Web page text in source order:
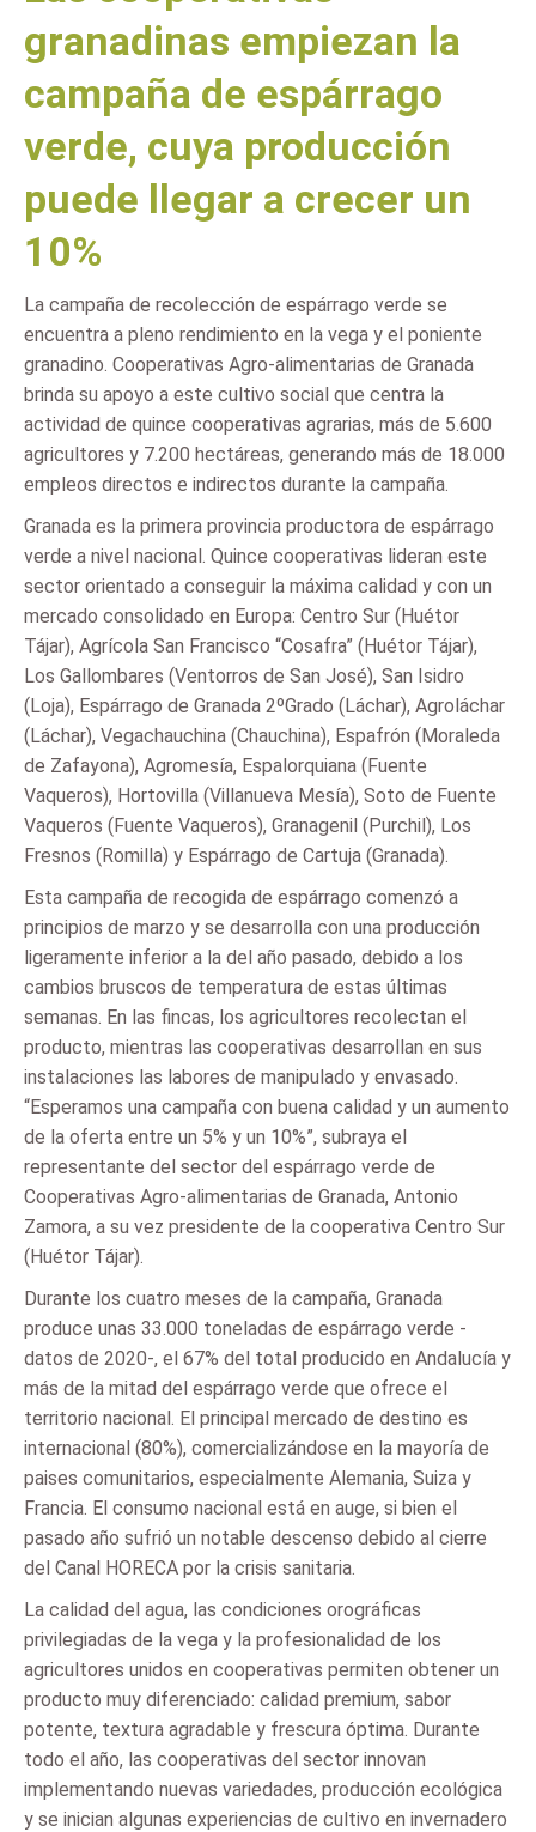
granadinas empiezan la
campaña de espárrago
verde, cuya producción
puede llegar a crecer un
10%
La campaña de recolección de espárrago verde se
encuentra a pleno rendimiento en la vega y el poniente
granadino. Cooperativas Agro-alimentarias de Granada
brinda su apoyo a este cultivo social que centra la
actividad de quince cooperativas agrarias, más de 5.600
agricultores y 7.200 hectáreas, generando más de 18.000
empleos directos e indirectos durante la campaña.
Granada es la primera provincia productora de espárrago
verde a nivel nacional. Quince cooperativas lideran este
sector orientado a conseguir la máxima calidad y con un
mercado consolidado en Europa: Centro Sur (Huétor
Tájar), Agrícola San Francisco “Cosafra” (Huétor Tájar),
Los Gallombares (Ventorros de San José), San Isidro
(Loja), Espárrago de Granada 2ºGrado (Láchar), Agroláchar
(Láchar), Vegachauchina (Chauchina), Espafrón (Moraleda
de Zafayona), Agromesía, Espalorquiana (Fuente
Vaqueros), Hortovilla (Villanueva Mesía), Soto de Fuente
Vaqueros (Fuente Vaqueros), Granagenil (Purchil), Los
Fresnos (Romilla) y Espárrago de Cartuja (Granada).
Esta campaña de recogida de espárrago comenzó a
principios de marzo y se desarrolla con una producción
ligeramente inferior a la del año pasado, debido a los
cambios bruscos de temperatura de estas últimas
semanas. En las fincas, los agricultores recolectan el
producto, mientras las cooperativas desarrollan en sus
instalaciones las labores de manipulado y envasado.
“Esperamos una campaña con buena calidad y un aumento
de la oferta entre un 5% y un 10%”, subraya el
representante del sector del espárrago verde de
Cooperativas Agro-alimentarias de Granada, Antonio
Zamora, a su vez presidente de la cooperativa Centro Sur
(Huétor Tájar).
Durante los cuatro meses de la campaña, Granada
produce unas 33.000 toneladas de espárrago verde -
datos de 2020-, el 67% del total producido en Andalucía y
más de la mitad del espárrago verde que ofrece el
territorio nacional. El principal mercado de destino es
internacional (80%), comercializándose en la mayoría de
paises comunitarios, especialmente Alemania, Suiza y
Francia. El consumo nacional está en auge, si bien el
pasado año sufrió un notable descenso debido al cierre
del Canal HORECA por la crisis sanitaria.
La calidad del agua, las condiciones orográficas
privilegiadas de la vega y la profesionalidad de los
agricultores unidos en cooperativas permiten obtener un
producto muy diferenciado: calidad premium, sabor
potente, textura agradable y frescura óptima. Durante
todo el año, las cooperativas del sector innovan
implementando nuevas variedades, producción ecológica
y se inician algunas experiencias de cultivo en invernadero